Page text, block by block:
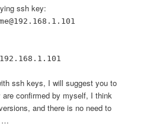
ssh key:
ssh keys, I will suggest you to
are confirmed by myself, I think
and there is no need to
…